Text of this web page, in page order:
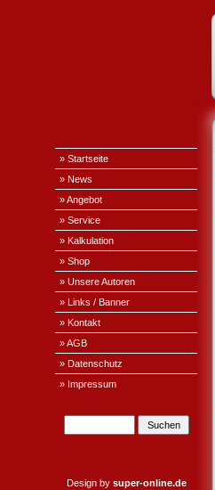
» Startseite
» News
» Angebot
» Service
» Kalkulation
» Shop
» Unsere Autoren
» Links / Banner
» Kontakt
» AGB
» Datenschutz
» Impressum
Design by super-online.de